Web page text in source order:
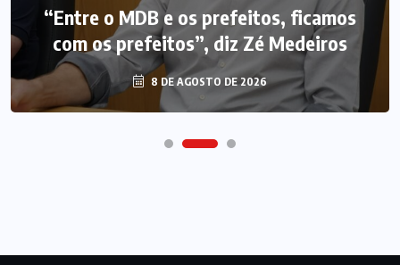
“Entre o MDB e os prefeitos, ficamos
com os prefeitos”, diz Zé Medeiros
8 DE AGOSTO DE 2026